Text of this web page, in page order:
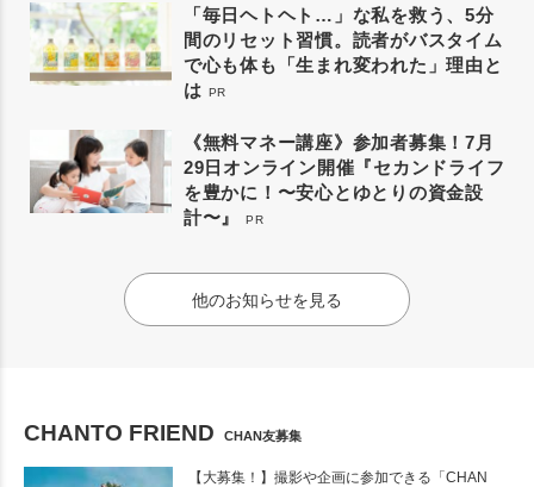
「毎日ヘトヘト…」な私を救う、5分
間のリセット習慣。読者がバスタイム
で心も体も「生まれ変われた」理由と
は PR
《無料マネー講座》参加者募集！7月
29日オンライン開催『セカンドライフ
を豊かに！〜安心とゆとりの資金設
計〜』
PR
他のお知らせを見る
CHANTO FRIEND CHAN友募集
【大募集！】撮影や企画に参加できる「CHAN